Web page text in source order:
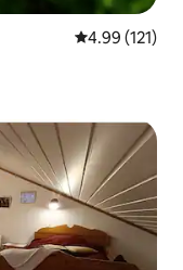
從 121 則評價
4.99 (121)